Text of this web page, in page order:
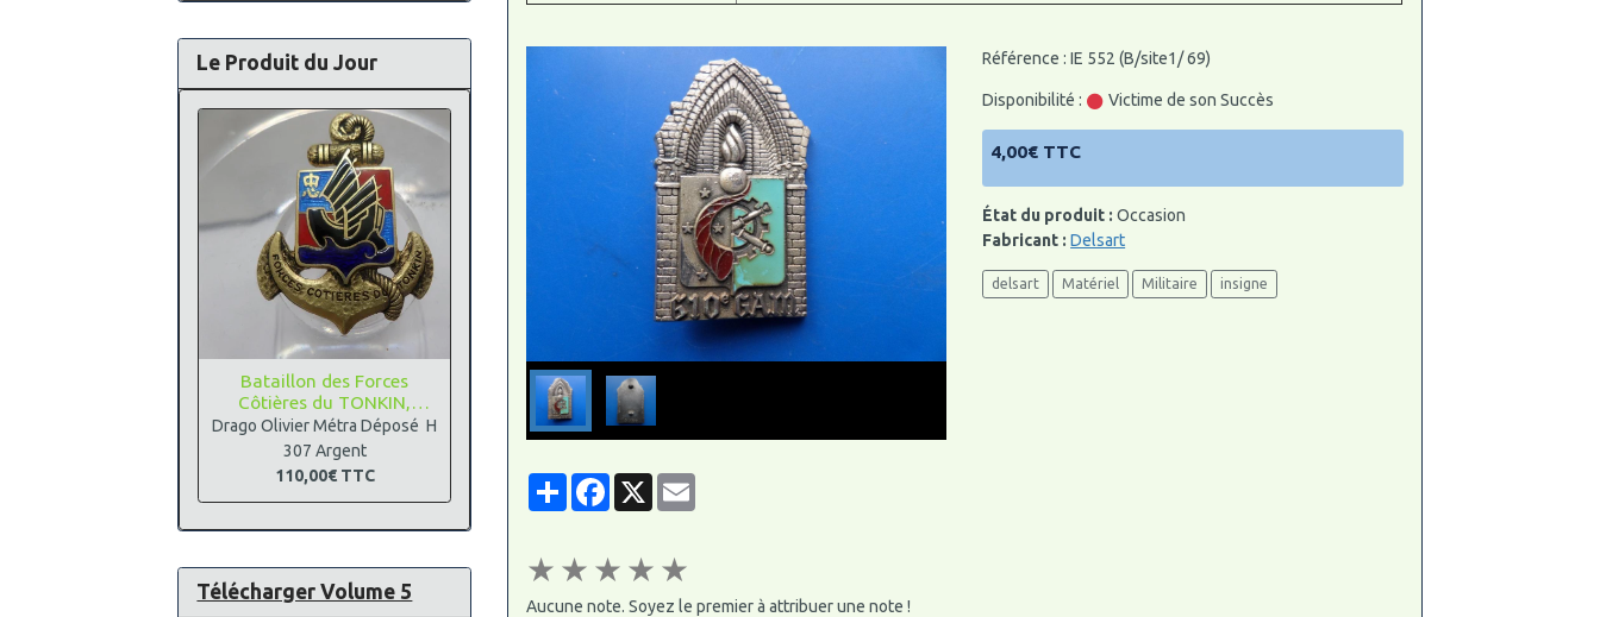
Référence : IE 552 (B/site1/ 69)
Disponibilité : Victime de son Succès
4,00€ TTC
État du produit : Occasion
Fabricant : Delsart
delsart Matériel Militaire insigne
PartagerFacebook
X Email
★ ★ ★ ★ ★
Aucune note. Soyez le premier à attribuer une note !
Le Produit du Jour
Bataillon des Forces
Côtières du TONKIN,
Argent
Drago Olivier Métra Déposé H
307 Argent
110,00€ TTC
Télécharger Volume 5